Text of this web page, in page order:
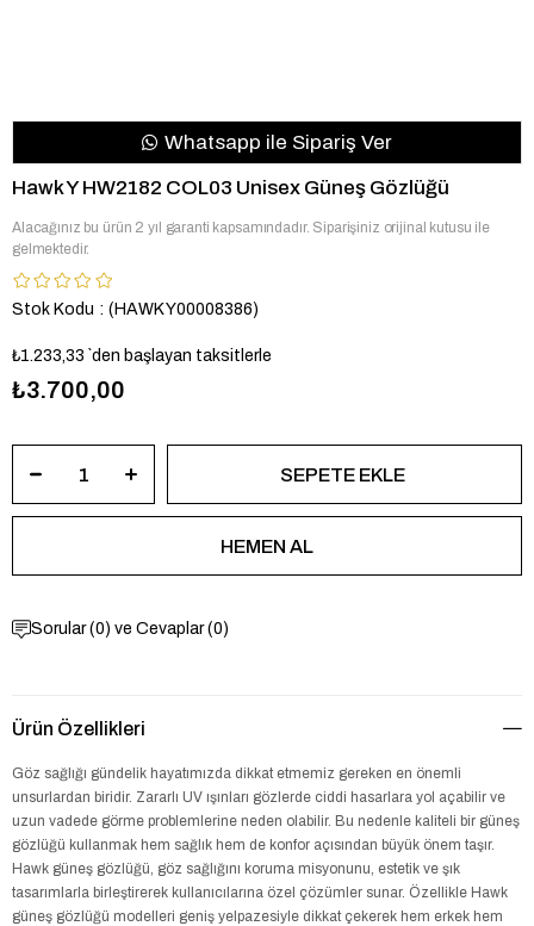
Whatsapp ile Sipariş Ver
Hawk Y HW2182 COL03 Unisex Güneş Gözlüğü
Alacağınız bu ürün 2 yıl garanti kapsamındadır. Siparişiniz orijinal kutusu ile
gelmektedir.
Stok Kodu (HAWK Y00008386)
₺1.233,33 `den başlayan taksitlerle
₺3.700,00
Sorular (0) ve Cevaplar (0)
Ürün Özellikleri
Göz sağlığı gündelik hayatımızda dikkat etmemiz gereken en önemli
unsurlardan biridir. Zararlı UV ışınları gözlerde ciddi hasarlara yol açabilir ve
uzun vadede görme problemlerine neden olabilir. Bu nedenle kaliteli bir güneş
gözlüğü kullanmak hem sağlık hem de konfor açısından büyük önem taşır.
Hawk güneş gözlüğü, göz sağlığını koruma misyonunu, estetik ve şık
tasarımlarla birleştirerek kullanıcılarına özel çözümler sunar. Özellikle Hawk
güneş gözlüğü modelleri geniş yelpazesiyle dikkat çekerek hem erkek hem